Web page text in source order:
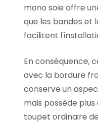
mono soie offre
que les bandes et
facilitent
En conséquence,
avec la bordure
conserve un
mais possède
toupet ordinaire